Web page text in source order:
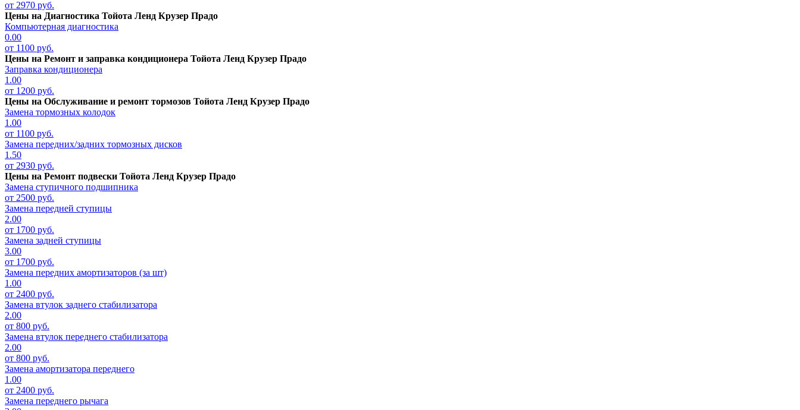
от 2970 руб.
Цены на Диагностика Тойота Ленд Крузер Прадо
Компьютерная диагностика
0.00
от 1100 руб.
Цены на Ремонт и заправка кондиционера Тойота Ленд Крузер Прадо
Заправка кондиционера
1.00
от 1200 руб.
Цены на Обслуживание и ремонт тормозов Тойота Ленд Крузер Прадо
Замена тормозных колодок
1.00
от 1100 руб.
Замена передних/задних тормозных дисков
1.50
от 2930 руб.
Цены на Ремонт подвески Тойота Ленд Крузер Прадо
Замена ступичного подшипника
от 2500 руб.
Замена передней ступицы
2.00
от 1700 руб.
Замена задней ступицы
3.00
от 1700 руб.
Замена передних амортизаторов (за шт)
1.00
от 2400 руб.
Замена втулок заднего стабилизатора
2.00
от 800 руб.
Замена втулок переднего стабилизатора
2.00
от 800 руб.
Замена амортизатора переднего
1.00
от 2400 руб.
Замена переднего рычага